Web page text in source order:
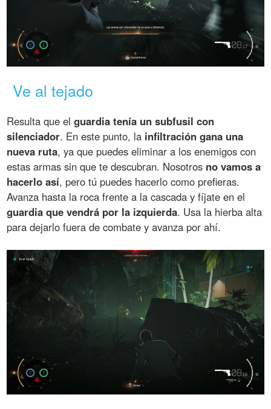
Ve al tejado
Resulta que elguardia tenía un subfusil con
silenciador. En este punto, la infiltración gana una
nueva ruta, ya que puedes eliminar a los enemigos con
estas armas sin que te descubran. Nosotros no vamos a
hacerlo así, pero tú puedes hacerlo como prefieras.
Avanza hasta la roca frente a la cascada y fíjate en el
guardia que vendrá por la izquierda. Usa la hierba alta
para dejarlo fuera de combate y avanza por ahí.